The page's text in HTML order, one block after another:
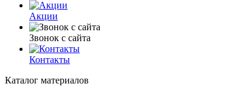
Акции
Звонок с сайта
Контакты
Каталог материалов